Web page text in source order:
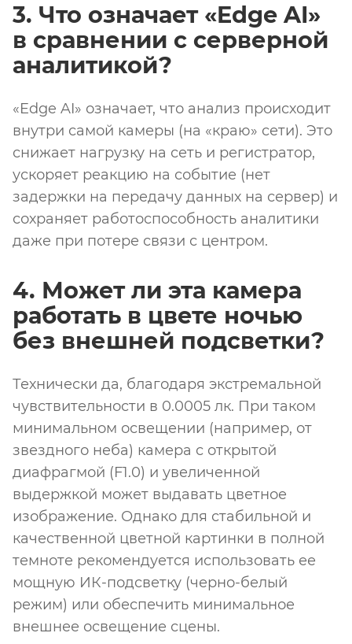
3. Что означает «Edge AI»
в сравнении с серверной
аналитикой?
«Edge AI» означает, что анализ происходит
внутри самой камеры (на «краю» сети). Это
снижает нагрузку на сеть и регистратор,
ускоряет реакцию на событие (нет
задержки на передачу данных на сервер) и
сохраняет работоспособность аналитики
даже при потере связи с центром.
4. Может ли эта камера
работать в цвете ночью
без внешней подсветки?
Технически да, благодаря экстремальной
чувствительности в 0.0005 лк. При таком
минимальном освещении (например, от
звездного неба) камера с открытой
диафрагмой (F1.0) и увеличенной
выдержкой может выдавать цветное
изображение. Однако для стабильной и
качественной цветной картинки в полной
темноте рекомендуется использовать ее
мощную ИК-подсветку (черно-белый
режим) или обеспечить минимальное
внешнее освещение сцены.